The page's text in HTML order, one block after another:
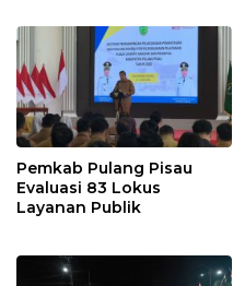
Pemkab Pulang Pisau
Evaluasi 83 Lokus
Layanan Publik